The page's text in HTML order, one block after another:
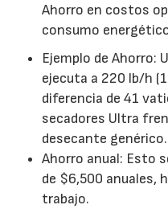
Ahorro en costos
consumo
Ejemplo de Ahorro:
ejecuta a 220 lb/h
diferencia de 41
secadores Ultra
desecante genérico.
Ahorro anual: Esto
de $6,500 anuales,
trabajo.